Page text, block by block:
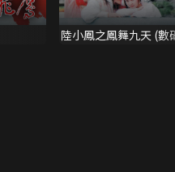
陸小鳳之鳳舞九天 (數